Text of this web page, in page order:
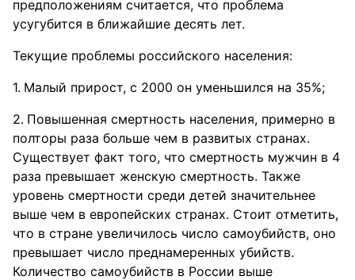
предположениям считается, что проблема
усугубится в ближайшие десять лет.
Текущие проблемы российского населения:
Малый прирост, с 2000 он уменьшился на 35%;
Повышенная смертность населения, примерно в
полторы раза больше чем в развитых странах.
Существует факт того, что смертность мужчин в 4
раза превышает женскую смертность. Также
уровень смертности среди детей значительнее
выше чем в европейских странах. Стоит отметить,
что в стране увеличилось число самоубийств, оно
превышает число преднамеренных убийств.
Количество самоубийств в России выше